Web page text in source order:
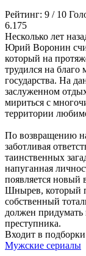
Рейтинг: 9 / 10
6.175
Несколько лет
Юрий Воронин
который на
трудился на благо
государства. На
заслуженном
мириться с
территории
По возвращению
заботливая
таинственных
напуганная
появляется новый
Шнырев, который
собственный
должен придумать
преступника.
Входит в подборки
Мужские сериалы